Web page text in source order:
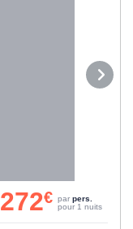
272€ par pers.
pour 1 nuits